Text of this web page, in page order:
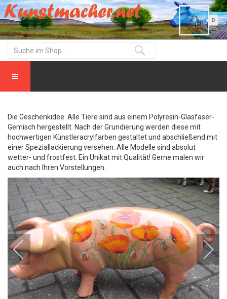
0
Die Geschenkidee: Alle Tiere sind aus einem Polyresin-Glasfaser-
Gemisch hergestellt. Nach der Grundierung werden diese mit
hochwertigen Künstleracrylfarben gestaltet und abschließend mit
einer Speziallackierung versehen. Alle Modelle sind absolut
wetter- und frostfest. Ein Unikat mit Qualität! Gerne malen wir
auch nach Ihren Vorstellungen.